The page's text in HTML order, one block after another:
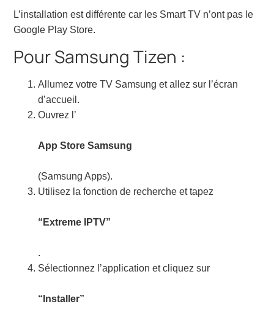
L’installation est différente car les Smart TV n’ont pas le
Google Play Store.
Pour Samsung Tizen :
Allumez votre TV Samsung et allez sur l’écran
d’accueil.
Ouvrez l’
App Store Samsung
(Samsung Apps).
Utilisez la fonction de recherche et tapez
“Extreme IPTV”
.
Sélectionnez l’application et cliquez sur
“Installer”